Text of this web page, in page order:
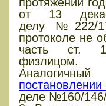
от 13
делу №222/
протоколе не
часть ст.
физлицом.
деле №160/